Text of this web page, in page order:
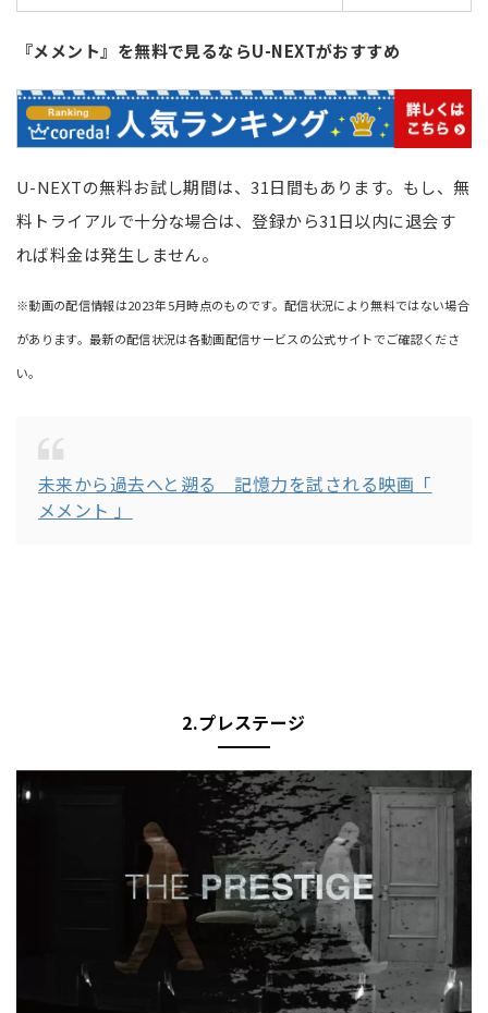
『メメント』を無料で見るならU-NEXTがおすすめ
U-NEXTの無料お試し期間は、31日間もあります。もし、無
料トライアルで十分な場合は、登録から31日以内に退会す
れば料金は発生しません。
※動画の配信情報は2023年5月時点のものです。配信状況により無料ではない場合
があります。最新の配信状況は各動画配信サービスの公式サイトでご確認くださ
い。
未来から過去へと遡る 記憶力を試される映画「
メメント 」
2.プレステージ